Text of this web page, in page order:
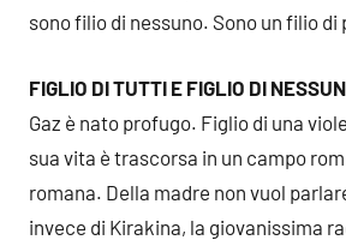
sono filio di nessuno. Sono un filio di
FIGLIO DI TUTTI E FIGLIO DI
Gaz è nato profugo. Figlio di una
sua vita è trascorsa in un campo
romana. Della madre non vuol
invece di Kirakina, la giovanissima